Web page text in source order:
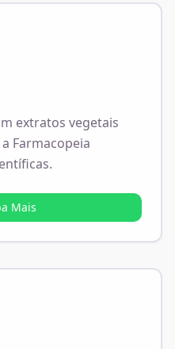
extratos vegetais
Farmacopeia
Mais